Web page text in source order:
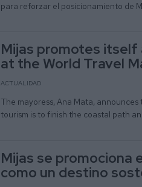
para reforzar el posicionamiento de
Mijas promotes
at the World Travel
ACTUALIDAD
The mayoress, Ana Mata,
tourism is to finish the coastal path
Mijas se promociona
como un destino